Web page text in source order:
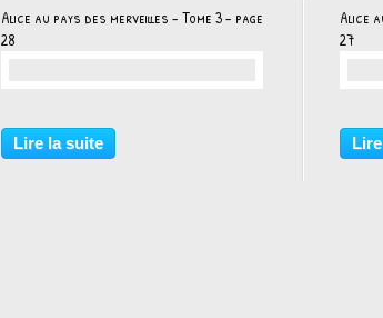
Alice au pays des merveilles - Tome 3 - page
28
Lire la suite
Alice
27